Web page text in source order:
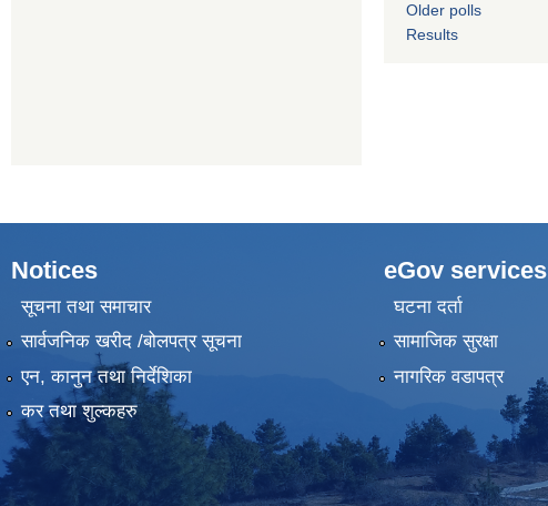
Older polls
Results
Notices
सूचना तथा समाचार
सार्वजनिक खरीद /बोलपत्र सूचना
एन, कानुन तथा निर्देशिका
कर तथा शुल्कहरु
eGov services
घटना दर्ता
सामाजिक सुरक्षा
नागरिक वडापत्र